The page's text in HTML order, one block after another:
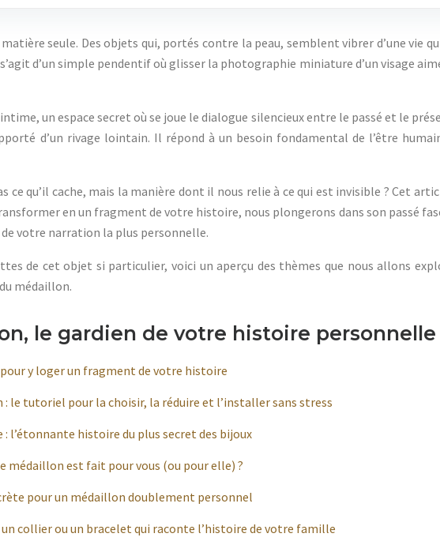
seule. Des objets qui, portés contre la peau, semblent vibrer d’une vie
d’un simple pendentif où glisser la photographie miniature d’un visage
un espace secret où se joue le dialogue silencieux entre le passé et le
d’un rivage lointain. Il répond à un besoin fondamental de l’être
ce qu’il cache, mais la manière dont il nous relie à ce qui est invisible ? Cet
en un fragment de votre histoire, nous plongerons dans son passé
votre narration la plus personnelle.
de cet objet si particulier, voici un aperçu des thèmes que nous allons
médaillon.
le gardien de votre histoire personnelle
pour y loger un fragment de votre histoire
le tutoriel pour la choisir, la réduire et l’installer sans stress
l’étonnante histoire du plus secret des bijoux
médaillon est fait pour vous (ou pour elle) ?
pour un médaillon doublement personnel
collier ou un bracelet qui raconte l’histoire de votre famille